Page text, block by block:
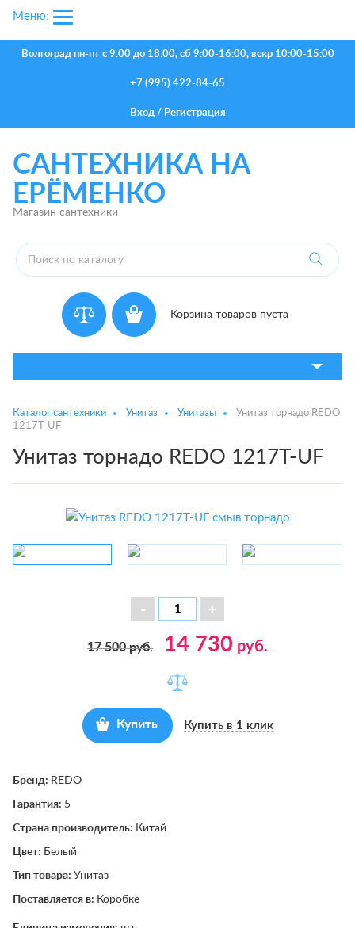
Волгоград пн-пт с 9.00 до 18.00, сб 9:00-16:00, вскр 10:00-15:00
+7 (995) 422-84-65
Вход/ Регистрация
САНТЕХНИКА НА
ЕРЁМЕНКО
Магазин сантехники
Корзина товаров пуста
Меню:
Каталог сантехники Унитаз Унитазы
Унитаз торнадо REDO
1217T-UF
Унитаз торнадо REDO 1217T-UF
17 500руб. 14 730 руб.
Купить Купить в 1 клик
Бренд: REDO
Гарантия: 5
Страна производитель: Китай
Цвет: Белый
Тип товара: Унитаз
Поставляется в: Коробке